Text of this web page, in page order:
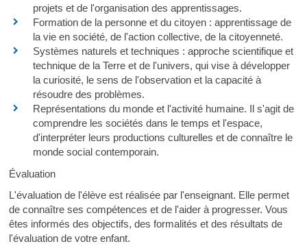
projets et de l'organisation des apprentissages.
Formation de la personne et du citoyen : apprentissage de
la vie en société, de l'action collective, de la citoyenneté.
Systèmes naturels et techniques : approche scientifique et
technique de la Terre et de l'univers, qui vise à développer
la curiosité, le sens de l'observation et la capacité à
résoudre des problèmes.
Représentations du monde et l'activité humaine. Il s'agit de
comprendre les sociétés dans le temps et l'espace,
d'interpréter leurs productions culturelles et de connaître le
monde social contemporain.
Évaluation
L'évaluation de l'élève est réalisée par l'enseignant. Elle permet
de connaître ses compétences et de l'aider à progresser. Vous
êtes informés des objectifs, des formalités et des résultats de
l'évaluation de votre enfant.